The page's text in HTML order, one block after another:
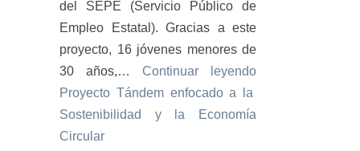
del SEPE (Servicio Público de
Empleo Estatal). Gracias a este
proyecto, 16 jóvenes menores de
30 años,… Continuar leyendo
Proyecto Tándem enfocado a la
Sostenibilidad y la Economía
Circular